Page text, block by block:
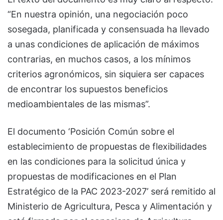
“En nuestra opinión, una negociación poco
sosegada, planificada y consensuada ha llevado
a unas condiciones de aplicación de máximos
contrarias, en muchos casos, a los mínimos
criterios agronómicos, sin siquiera ser capaces
de encontrar los supuestos beneficios
medioambientales de las mismas”.
El documento ‘Posición Común sobre el
establecimiento de propuestas de flexibilidades
en las condiciones para la solicitud única y
propuestas de modificaciones en el Plan
Estratégico de la PAC 2023-2027’ será remitido al
Ministerio de Agricultura, Pesca y Alimentación y